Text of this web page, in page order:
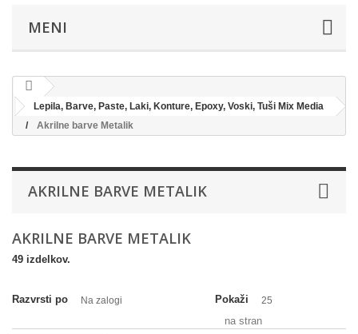
MENI
Lepila, Barve, Paste, Laki, Konture, Epoxy, Voski, Tuši Mix Media
Akrilne barve Metalik
AKRILNE BARVE METALIK
AKRILNE BARVE METALIK
49 izdelkov.
Razvrsti po Na zalogi Pokaži 25
na stran